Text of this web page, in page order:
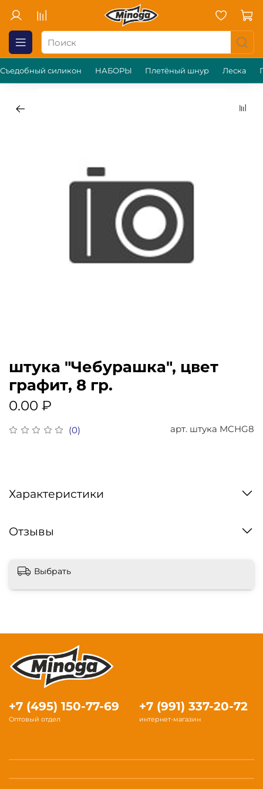
Съедобный силикон НАБОРЫ Плетёный шнур Леска
(0) арт. штука MCHG8
штука "Чебурашка", цвет
графит, 8 гр.
0.00 ₽
Характеристики
Отзывы
Выбрать
+7 (495) 150-77-69
Оптовый отдел
+7 (991) 337-20-72
интернет-магазин